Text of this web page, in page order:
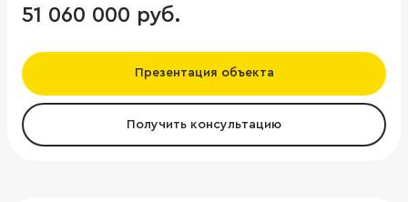
51 060 000 руб.
Презентация объекта
Получить консультацию